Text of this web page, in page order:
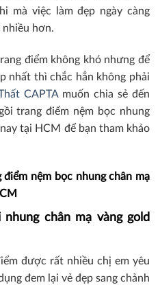
mà việc làm đẹp ngày càng
hơn.
điểm không khó nhưng để
nhất thì chắc hẳn không phải
CAPTAmuốn chia sẻ đến
trang điểm nệm bọc nhung
tại HCM để bạn tham khảo
nệm bọc nhung chân mạ
chân mạ vàng gold
được rất nhiều chị em yêu
đem lại vẻ đẹp sang chảnh